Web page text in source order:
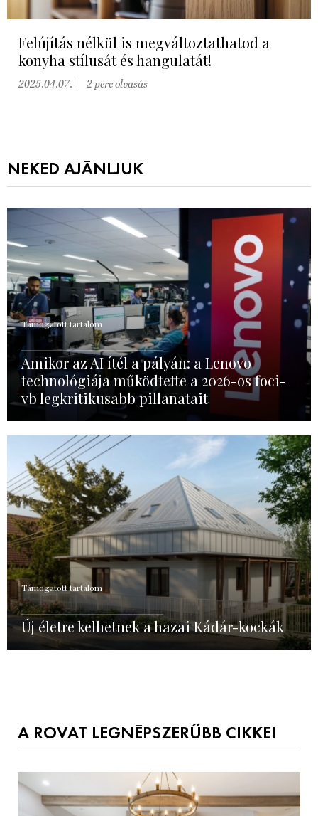
Felújítás nélkül is megváltoztathatod a
konyha stílusát és hangulatát!
2025.04.07. 2 perc olvasás
NEKED AJÁNLJUK
Támogatott tartalom
Amikor az AI ítél a pályán: a Lenovo
technológiája működtette a 2026-os foci-
vb legkritikusabb pillanatait
Támogatott tartalom
Új életre kelhetnek a hazai Kádár-kockák
A ROVAT LEGNÉPSZERŰBB CIKKEI